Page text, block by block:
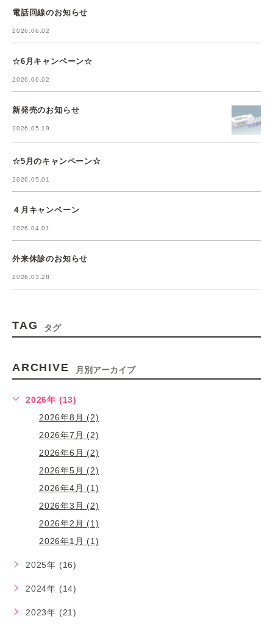
電話回線のお知らせ
2026.06.02
☆6月キャンペーン☆
2026.06.02
新発売のお知らせ
2026.05.19
☆5月のキャンペーン☆
2026.05.01
４月キャンペーン
2026.04.01
外来休診のお知らせ
2026.03.28
TAG タグ
ARCHIVE 月別アーカイブ
2026年 (13)
2026年8月 (2)
2026年7月 (2)
2026年6月 (2)
2026年5月 (2)
2026年4月 (1)
2026年3月 (2)
2026年2月 (1)
2026年1月 (1)
2025年 (16)
2024年 (14)
2023年 (21)